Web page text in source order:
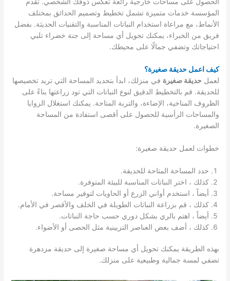
المؤسسة خدمات متميزة تشمل تخطيط وتصميم الحدائق بمختلف
الأنماط، مع مراعاة استخدام النباتات المناسبة والتقنيات الحديثة. بفضل
فريق من الخبراء، يمكنك تحويل أي مساحة إلى جنة خضراء تلبي
احتياجاتك وتضفي جمالًا على محيطك.
كيف اعمل حديقة صغيرة؟
لعمل حديقة صغيرة في منزلك، ابدأ بتحديد المساحة التي تريد تخصيصها
للحديقة. قم بالتخطيط الدقيق لنوع النباتات التي تود زراعتها بناءً على
الظروف المناخية، الإضاءة، والتربة المتاحة. يمكنك استغلال الزوايا
والمساحات الرأسية للحصول على أقصى استفادة من المساحة
الصغيرة.
خطوات لعمل حديقة صغيرة:
حدد المساحة المتاحة للحديقة.
كذلك ، اختر النباتات المناسبة للبيئة المتوفرة.
أيضاً ، استخدم أواني الزرع أو الحاويات لتوفير مساحة.
كذلك ، قم بزراعة النباتات الطويلة في الخلف والأقصر في الأمام.
أيضاً ، اهتم بالري بشكل دوري حسب حاجة النباتات.
كذلك ، أضف بعض العناصر التزيينية مثل الحصى أو الأضواء.
بهذه الطريقة يمكنك تحويل أي مساحة صغيرة إلى حديقة مزدهرة
تضفي لمسة جمالية وطبيعية على منزلك.